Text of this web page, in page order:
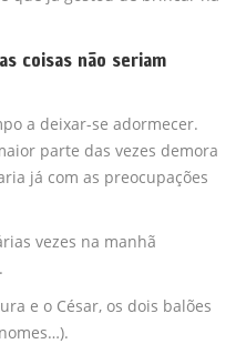
coisas não seriam
a deixar-se adormecer.
parte das vezes demora
já com as preocupações
vezes na manhã
e o César, os dois balões